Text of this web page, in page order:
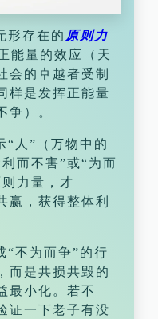
形存在的 原则力
能量的效应（天
会的卓越者受制
样是发挥正能量
争）。
人”（万物中的
而不害”或“为而
力量，才
赢，获得整体利
“不为而争”的行
而是共损共毁的
最小化。若不
证一下老子有没